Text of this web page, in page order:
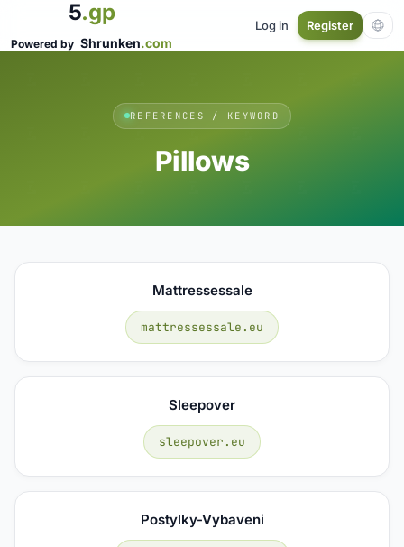
5.gp
Powered by Shrunken.com
Log in Register
REFERENCES / KEYWORD
Pillows
Mattressessale
mattressessale.eu
Sleepover
sleepover.eu
Postylky-Vybaveni